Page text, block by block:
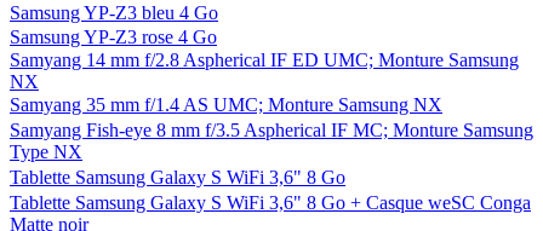
Samsung YP-Z3 bleu 4 Go
Samsung YP-Z3 rose 4 Go
Samyang 14 mm f/2.8 Aspherical IF ED UMC; Monture Samsung
NX
Samyang 35 mm f/1.4 AS UMC; Monture Samsung NX
Samyang Fish-eye 8 mm f/3.5 Aspherical IF MC; Monture Samsung
Type NX
Tablette Samsung Galaxy S WiFi 3,6" 8 Go
Tablette Samsung Galaxy S WiFi 3,6" 8 Go + Casque weSC Conga
Matte noir